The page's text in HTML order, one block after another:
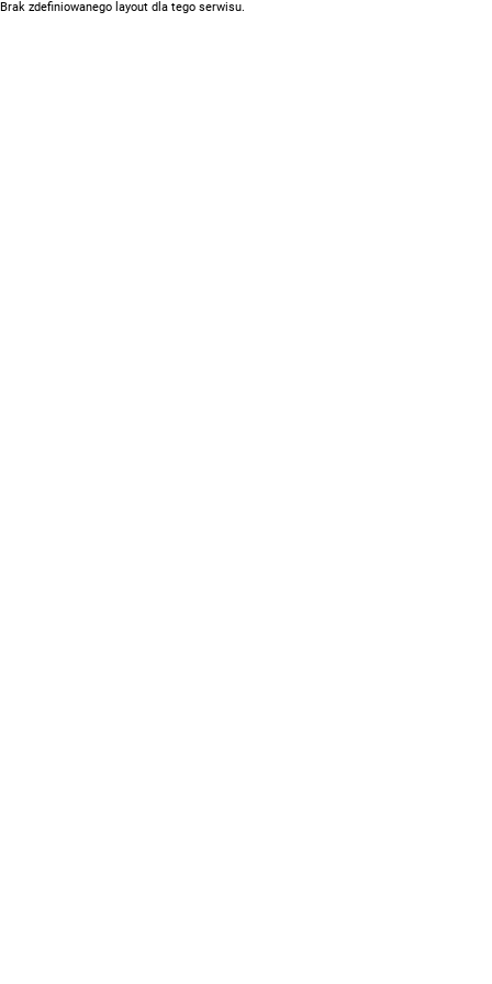
Brak zdefiniowanego layout dla tego serwisu.